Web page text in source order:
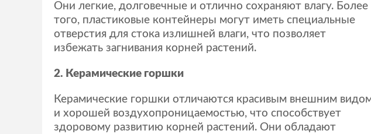
Они легкие, долговечные и отлично сохраняют влагу. Более
того, пластиковые контейнеры могут иметь специальные
отверстия для стока излишней влаги, что позволяет
избежать загнивания корней растений.
2. Керамические горшки
Керамические горшки отличаются красивым внешним
и хорошей воздухопроницаемостью, что способствует
здоровому развитию корней растений. Они обладают